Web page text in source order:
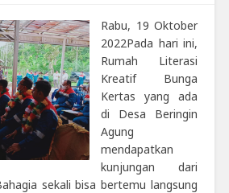
Rabu, 19 Oktober
2022Pada hari ini,
Rumah Literasi
Kreatif Bunga
Kertas yang ada
di Desa Beringin
Agung
mendapatkan
kunjungan dari
sekali bisa bertemu langsung